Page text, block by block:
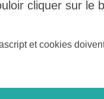
cliquer sur le
et cookies